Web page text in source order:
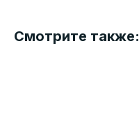
Смотрите также: